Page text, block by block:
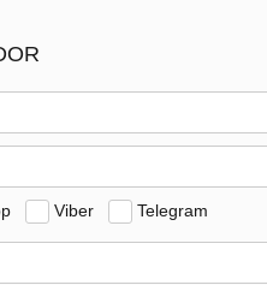
Viber Telegram